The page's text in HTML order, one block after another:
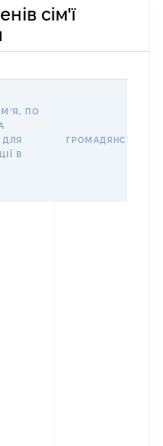
сім'ї
ПО
ДЛЯ
В
ГРОМАДЯНСТВО